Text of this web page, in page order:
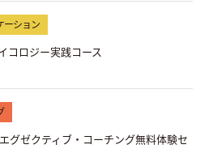
ーション
コロジー実践コース
グゼクティブ・コーチング無料体験セ